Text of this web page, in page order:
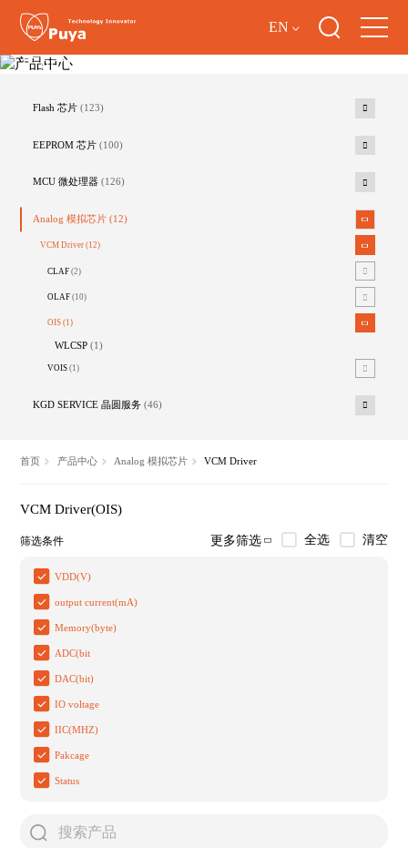
EN
产品中心
Flash 芯片 (123)
EEPROM 芯片 (100)
MCU 微处理器 (126)
Analog 模拟芯片 (12)
VCM Driver(12)
CLAF(2)
OLAF(10)
OIS(1)
WLCSP(1)
VOIS(1)
KGD SERVICE 晶圆服务 (46)
首页 产品中心 Analog 模拟芯片 VCM Driver
VCM Driver(OIS)
筛选条件 更多筛选 全选 清空
VDD(V)
output current(mA)
Memory(byte)
ADC(bit
DAC(bit)
IO voltage
IIC(MHZ)
Pakcage
Status